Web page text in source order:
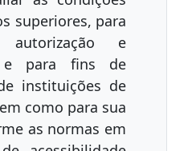
superiores, para
e
e para fins de
instituições de
como para sua
as normas em